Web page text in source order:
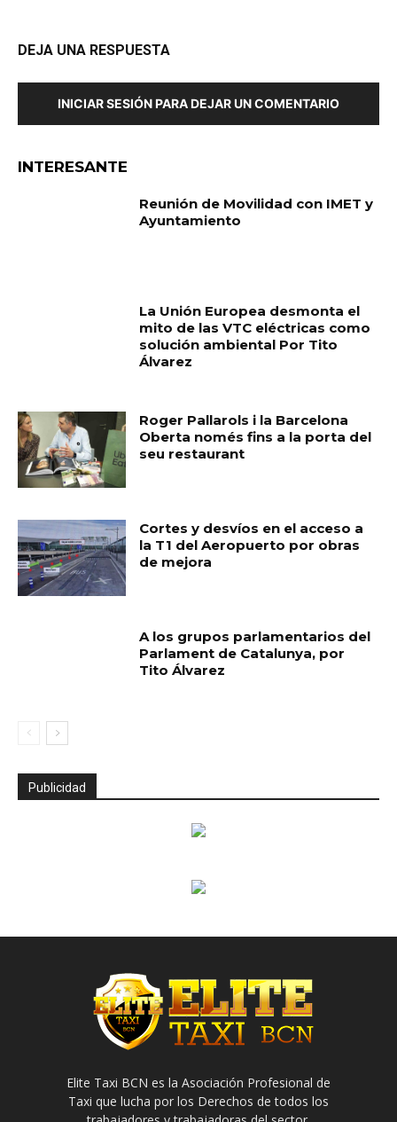
DEJA UNA RESPUESTA
INICIAR SESIÓN PARA DEJAR UN COMENTARIO
INTERESANTE
Reunión de Movilidad con IMET y
Ayuntamiento
La Unión Europea desmonta el
mito de las VTC eléctricas como
solución ambiental Por Tito
Álvarez
Roger Pallarols i la Barcelona
Oberta només fins a la porta del
seu restaurant
Cortes y desvíos en el acceso a
la T1 del Aeropuerto por obras
de mejora
A los grupos parlamentarios del
Parlament de Catalunya, por
Tito Álvarez
Publicidad
Elite Taxi BCN es la Asociación Profesional de
Taxi que lucha por los Derechos de todos los